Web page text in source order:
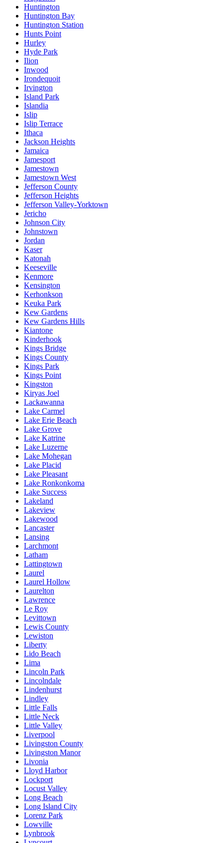
Huntington
Huntington Bay
Huntington Station
Hunts Point
Hurley
Hyde Park
Ilion
Inwood
Irondequoit
Irvington
Island Park
Islandia
Islip
Islip Terrace
Ithaca
Jackson Heights
Jamaica
Jamesport
Jamestown
Jamestown West
Jefferson County
Jefferson Heights
Jefferson Valley-Yorktown
Jericho
Johnson City
Johnstown
Jordan
Kaser
Katonah
Keeseville
Kenmore
Kensington
Kerhonkson
Keuka Park
Kew Gardens
Kew Gardens Hills
Kiantone
Kinderhook
Kings Bridge
Kings County
Kings Park
Kings Point
Kingston
Kiryas Joel
Lackawanna
Lake Carmel
Lake Erie Beach
Lake Grove
Lake Katrine
Lake Luzerne
Lake Mohegan
Lake Placid
Lake Pleasant
Lake Ronkonkoma
Lake Success
Lakeland
Lakeview
Lakewood
Lancaster
Lansing
Larchmont
Latham
Lattingtown
Laurel
Laurel Hollow
Laurelton
Lawrence
Le Roy
Levittown
Lewis County
Lewiston
Liberty
Lido Beach
Lima
Lincoln Park
Lincolndale
Lindenhurst
Lindley
Little Falls
Little Neck
Little Valley
Liverpool
Livingston County
Livingston Manor
Livonia
Lloyd Harbor
Lockport
Locust Valley
Long Beach
Long Island City
Lorenz Park
Lowville
Lynbrook